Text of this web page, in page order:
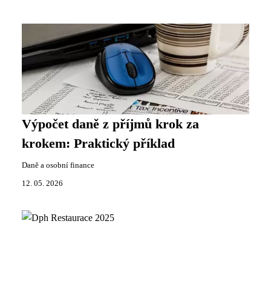
Výpočet daně z příjmů krok za
krokem: Praktický příklad
Daně a osobní finance
12. 05. 2026